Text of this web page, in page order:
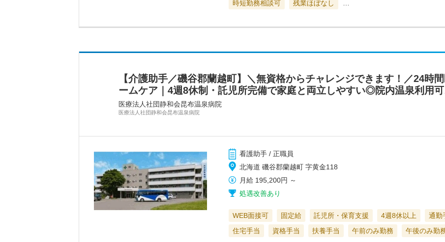
時短勤務相談可
残業ほぼなし
【介護助手／磯谷郡蘭越町】＼無資格からチャレンジできます！／24時
ームケア｜4週8休制・託児所完備で家庭と両立しやすい◎院内温泉利用可
医療法人社団静和会昆布温泉病院
医療法人社団静和会昆布温泉病院
看護助手 / 正職員
北海道 磯谷郡蘭越町 字黄金118
月給 195,200円 ～
処遇改善あり
WEB面接可 固定給 託児所・保育支援 4週8休以上
通勤
住宅手当
資格手当 扶養手当 午前のみ勤務 午後のみ勤